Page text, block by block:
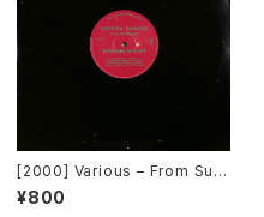
[2000] Various – From Sup
er Dance Freak Vol. 83 / B
ack To The "Disco" ~私もD
¥800